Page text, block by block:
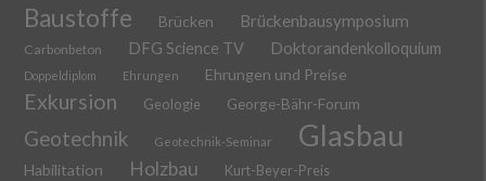
Baustoffe Brücken Brückenbausymposium
Carbonbeton DFG Science TV Doktorandenkolloquium
Doppeldiplom Ehrungen Ehrungen und Preise
Exkursion Geologie George-Bähr-Forum
Geotechnik Geotechnik-Seminar Glasbau
Habilitation Holzbau Kurt-Beyer-Preis